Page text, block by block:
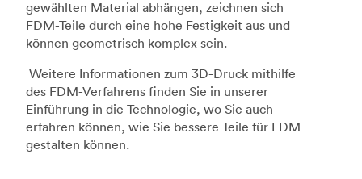
gewählten Material abhängen, zeichnen sich
FDM-Teile durch eine hohe Festigkeit aus und
können geometrisch komplex sein.
Weitere Informationen zum 3D-Druck mithilfe
des FDM-Verfahrens finden Sie in unserer
Einführung in die Technologie, wo Sie auch
erfahren können, wie Sie bessere Teile für FDM
gestalten können.